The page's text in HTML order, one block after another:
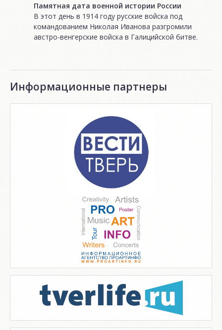
Памятная дата военной истории России
В этот день в 1914 году русские войска под
командованием Николая Иванова разгромили
австро-венгерские войска в Галицийской битве.
Информационные партнеры